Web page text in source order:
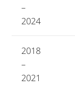
–
2024
2018
–
2021